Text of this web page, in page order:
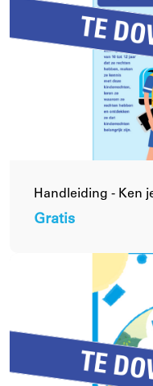
Handleiding - Ken
Gratis